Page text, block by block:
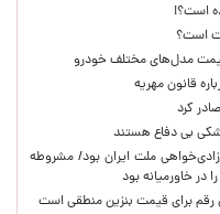
است؟
قانون مهریه
کرد
بی دفاع هستند
ملت ایران بود/ مشروطه
در خاورمیانه بود
رقم برای قیمت بنزین منطقی است